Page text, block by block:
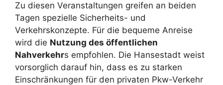
Zu diesen Veranstaltungen greifen an beiden
Tagen spezielle Sicherheits- und
Verkehrskonzepte. Für die bequeme Anreise
wird die Nutzung des öffentlichen
Nahverkehrs empfohlen. Die Hansestadt weist
vorsorglich darauf hin, dass es zu starken
Einschränkungen für den privaten Pkw-Verkehr